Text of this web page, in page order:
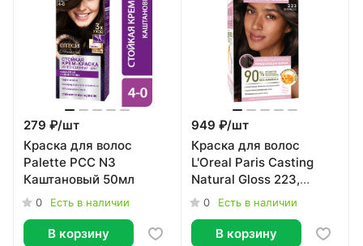
279 ₽/шт
Краска для волос
Palette PCC N3
Каштановый 50мл
0 Есть в наличии
В корзину
949 ₽/шт
Краска для волос
L'Oreal Paris Casting
Natural Gloss 223,
200мл
0 Есть в наличии
В корзину